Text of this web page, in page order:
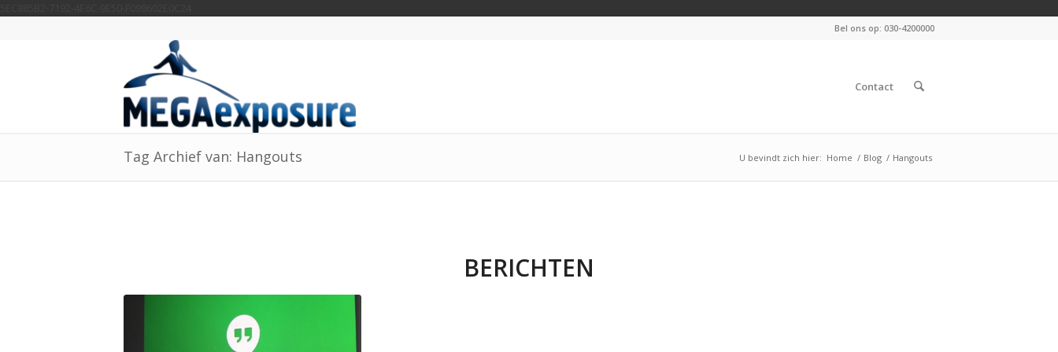
Bel ons op: 030-4200000
Contact
Tag Archief van: Hangouts U bevindt zich hier: Home / Blog / Hangouts
BERICHTEN